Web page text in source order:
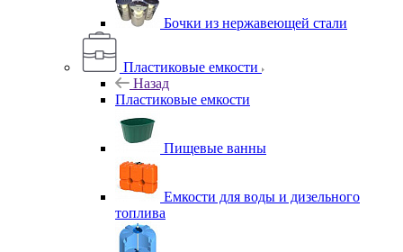
Бочки из нержавеющей стали
Пластиковые емкости
Назад
Пластиковые емкости
Пищевые ванны
Емкости для воды и дизельного
топлива